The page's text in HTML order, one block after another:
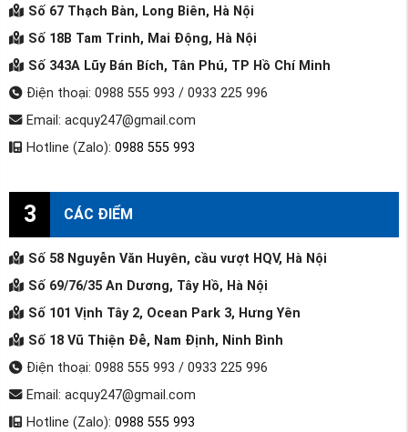
Số 67 Thạch Bàn, Long Biên, Hà Nội
Số 18B Tam Trinh, Mai Động, Hà Nội
Số 343A Lũy Bán Bích, Tân Phú, TP Hồ Chí Minh
Điện thoại: 0988 555 993 / 0933 225 996
Email: acquy247@gmail.com
Hotline (Zalo): 0988 555 993
3 CÁC ĐIỂM
Số 58 Nguyễn Văn Huyên, cầu vượt HQV, Hà Nội
Số 69/76/35 An Dương, Tây Hồ, Hà Nội
Số 101 Vịnh Tây 2, Ocean Park 3, Hưng Yên
Số 18 Vũ Thiện Đễ, Nam Định, Ninh Bình
Điện thoại: 0988 555 993 / 0933 225 996
Email: acquy247@gmail.com
Hotline (Zalo): 0988 555 993